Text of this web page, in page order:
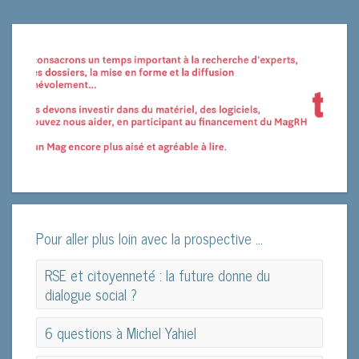
Pour aller plus loin avec la prospective ...
RSE et citoyenneté : la future donne du
dialogue social ?
RSE et citoyenneté : la future donne du
dialogue social ?
6 questions à Michel Yahiel